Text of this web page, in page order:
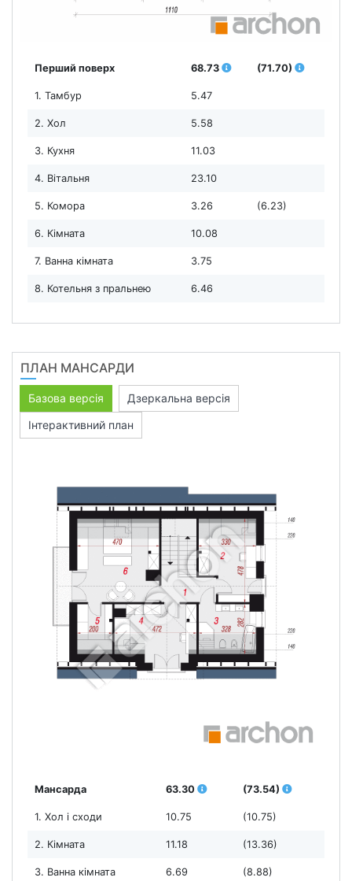
Перший поверх 68.73 (71.70)
1. Тамбур 5.47
2. Хол 5.58
3. Кухня 11.03
4. Вітальня 23.10
5. Комора 3.26 (6.23)
6. Кімната 10.08
7. Ванна кімната 3.75
8. Котельня з пральнею 6.46
ПЛАН МАНСАРДИ
Базова версія
Дзеркальна версія
Інтерактивний план
Мансарда 63.30 (73.54)
1. Хол і сходи 10.75 (10.75)
2. Кімната 11.18 (13.36)
3. Ванна кімната 6.69 (8.88)